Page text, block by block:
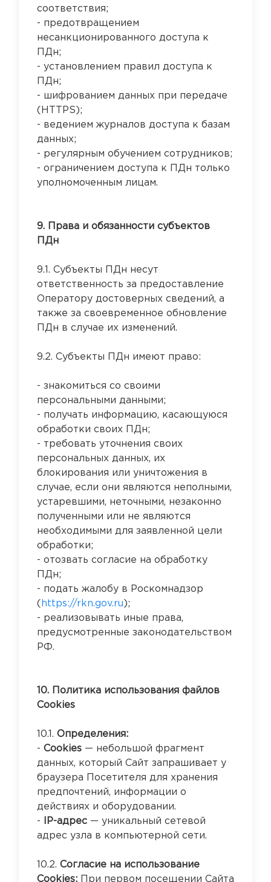
соответствия;
- предотвращением
несанкционированного доступа к
ПДн;
- установлением правил доступа к
ПДн;
- шифрованием данных при передаче
(HTTPS);
- ведением журналов доступа к базам
данных;
- регулярным обучением сотрудников;
- ограничением доступа к ПДн только
уполномоченным лицам.
9. Права и обязанности субъектов
ПДн
9.1. Субъекты ПДн несут
ответственность за предоставление
Оператору достоверных сведений, а
также за своевременное обновление
ПДн в случае их изменений.
9.2. Субъекты ПДн имеют право:
- знакомиться со своими
персональными данными;
- получать информацию, касающуюся
обработки своих ПДн;
- требовать уточнения своих
персональных данных, их
блокирования или уничтожения в
случае, если они являются неполными,
устаревшими, неточными, незаконно
полученными или не являются
необходимыми для заявленной цели
обработки;
- отозвать согласие на обработку
ПДн;
- подать жалобу в Роскомнадзор
( https://rkn.gov.ru );
- реализовывать иные права,
предусмотренные законодательством
РФ.
10. Политика использования файлов
Cookies
10.1. Определения:
- Cookies — небольшой фрагмент
данных, который Сайт запрашивает у
браузера Посетителя для хранения
предпочтений, информации о
действиях и оборудовании.
-
IP-адрес — уникальный сетевой
адрес узла в компьютерной сети.
10.2. Согласие на использование
Cookies: При первом посещении Сайта